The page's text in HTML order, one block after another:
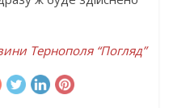
Тернополя “Погляд”